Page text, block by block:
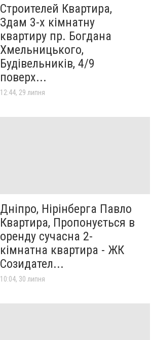
Строителей Квартира,
Здам 3-х кімнатну
квартиру пр. Богдана
Хмельницького,
Будівельників, 4/9
поверх...
12:44, 29 липня
Дніпро, Нірінберга Павло
Квартира, Пропонується в
оренду сучасна 2-
кімнатна квартира - ЖК
Созидател...
10:04, 30 липня